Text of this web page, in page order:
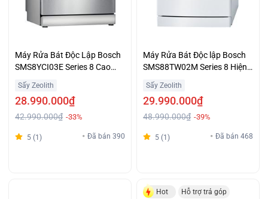
Máy Rửa Bát Độc Lập Bosch
SMS8YCI03E Series 8 Cao
Cấp Giá Ưu Đãi
Sấy Zeolith
28.990.000₫
42.990.000₫ -33%
5 (1) Đã bán 390
Máy Rửa Bát Độc lập Bosch
SMS88TW02M Series 8 Hiện
Đại Giá Hấp Dẫn
Sấy Zeolith
29.990.000₫
48.990.000₫ -39%
5 (1) Đã bán 468
Hot Hỗ trợ trả góp